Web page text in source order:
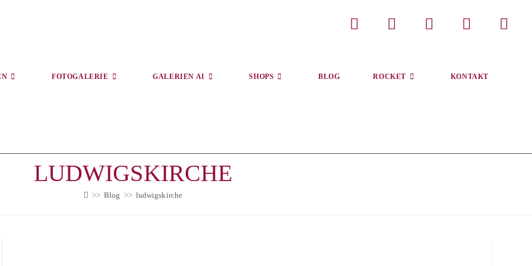
FOTOGALERIE GALERIEN AI SHOPS BLOG ROCKET KONTAKT
LUDWIGSKIRCHE
>> Blog >> ludwigskirche